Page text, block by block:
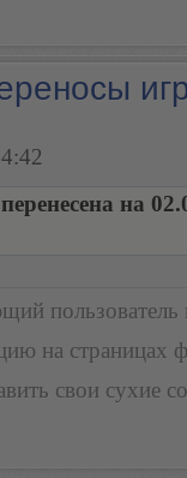
на
пользователь
на страницах
свои сухие